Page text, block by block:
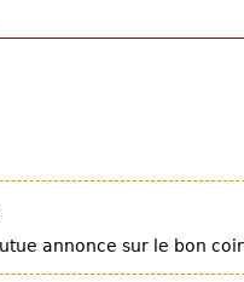
annonce sur le bon